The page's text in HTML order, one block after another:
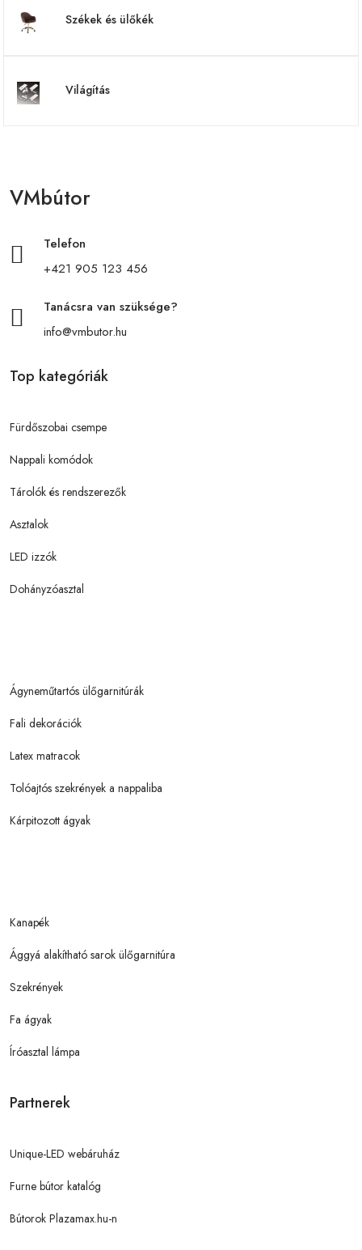
Székek és ülőkék
Világítás
VMbútor
Telefon
+421 905 123 456
Tanácsra van szüksége?
info@vmbutor.hu
Top kategóriák
Fürdőszobai csempe
Nappali komódok
Tárolók és rendszerezők
Asztalok
LED izzók
Dohányzóasztal
Ágyneműtartós ülőgarnitúrák
Fali dekorációk
Latex matracok
Tolóajtós szekrények a nappaliba
Kárpitozott ágyak
Kanapék
Ággyá alakítható sarok ülőgarnitúra
Szekrények
Fa ágyak
Íróasztal lámpa
Partnerek
Unique-LED webáruház
Furne bútor katalóg
Bútorok Plazamax.hu-n